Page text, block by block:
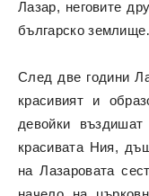
Лазар, неговите
българско
След две години
красивият и
девойки
красивата Ния,
на Лазаровата